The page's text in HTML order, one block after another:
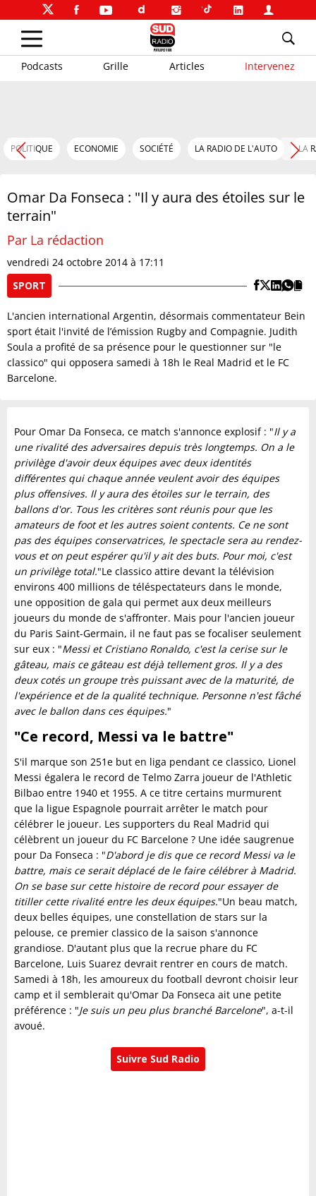
Podcasts Grille Articles Intervenez
POLITIQUE ECONOMIE SOCIÉTÉ LA RADIO DE L'AUTO LA
Omar Da Fonseca : "Il y aura des étoiles sur le
terrain"
Par La rédaction
vendredi 24 octobre 2014 à 17:11
SPORT
L'ancien international Argentin, désormais commentateur Bein
sport était l'invité de l’émission Rugby and Compagnie. Judith
Soula a profité de sa présence pour le questionner sur "le
classico" qui opposera samedi à 18h le Real Madrid et le FC
Barcelone.
Pour Omar Da Fonseca, ce match s'annonce explosif : "Il y a
une rivalité des adversaires depuis très longtemps. On a le
privilège d'avoir deux équipes avec deux identités
différentes qui chaque année veulent avoir des équipes
plus offensives. Il y aura des étoiles sur le terrain, des
ballons d'or. Tous les critères sont réunis pour que les
amateurs de foot et les autres soient contents. Ce ne sont
pas des équipes conservatrices, le spectacle sera au rendez-
vous et on peut espérer qu'il y ait des buts. Pour moi, c'est
un privilège total."Le classico attire devant la télévision
environs 400 millions de téléspectateurs dans le monde,
une opposition de gala qui permet aux deux meilleurs
joueurs du monde de s'affronter. Mais pour l'ancien joueur
du Paris Saint-Germain, il ne faut pas se focaliser seulement
sur eux : "Messi et Cristiano Ronaldo, c'est la cerise sur le
gâteau, mais ce gâteau est déjà tellement gros. Il y a des
deux cotés un groupe très puissant avec de la maturité, de
l'expérience et de la qualité technique. Personne n'est fâché
avec le ballon dans ces équipes."
"Ce record, Messi va le battre"
S'il marque son 251e but en liga pendant ce classico, Lionel
Messi égalera le record de Telmo Zarra joueur de l'Athletic
Bilbao entre 1940 et 1955. A ce titre certains murmurent
que la ligue Espagnole pourrait arrêter le match pour
célébrer le joueur. Les supporters du Real Madrid qui
célèbrent un joueur du FC Barcelone ? Une idée saugrenue
pour Da Fonseca : "D'abord je dis que ce record Messi va le
battre, mais ce serait déplacé de le faire célébrer à Madrid.
On se base sur cette histoire de record pour essayer de
titiller cette rivalité entre les deux équipes."Un beau match,
deux belles équipes, une constellation de stars sur la
pelouse, ce premier classico de la saison s'annonce
grandiose. D'autant plus que la recrue phare du FC
Barcelone, Luis Suarez devrait rentrer en cours de match.
Samedi à 18h, les amoureux du football devront choisir leur
camp et il semblerait qu'Omar Da Fonseca ait une petite
préférence : "Je suis un peu plus branché Barcelone", a-t-il
avoué.
Suivre Sud Radio